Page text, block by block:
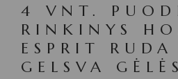
4 VNT.
RINKINYS
ESPRIT RUDA
GELSVA